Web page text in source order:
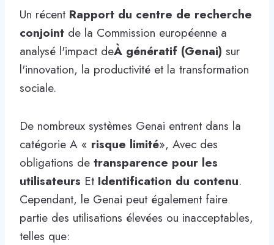
Un récent Rapport du centre de recherche
conjoint de la Commission européenne a
analysé l'impact deÀ génératif (Genai) sur
l'innovation, la productivité et la transformation
sociale.
De nombreux systèmes Genai entrent dans la
catégorie A « risque limité», Avec des
obligations de transparence pour les
utilisateurs Et Identification du contenu.
Cependant, le Genai peut également faire
partie des utilisations élevées ou inacceptables,
telles que: